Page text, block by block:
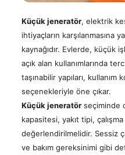
Teknik
Dokümanlar
Jeneratörleri
Alternatörler
Çözümleri
Telekom
Çözümleri
Kojenerasyon
&
Sismik
Çözümleri
Uzaktan
İzleme,
Kontrol
Satış
Sonrası
Hizmetler
TR
EN
Küçük jeneratör, elektrik
ihtiyaçların karşılanmasına
kaynağıdır. Evlerde, küçük
açık alan kullanımlarında
taşınabilir yapıları, kullanım
seçenekleriyle öne çıkar.
Küçük jeneratör seçiminde
kapasitesi, yakıt tipi,
değerlendirilmelidir. Sessiz
ve bakım gereksinimi gibi